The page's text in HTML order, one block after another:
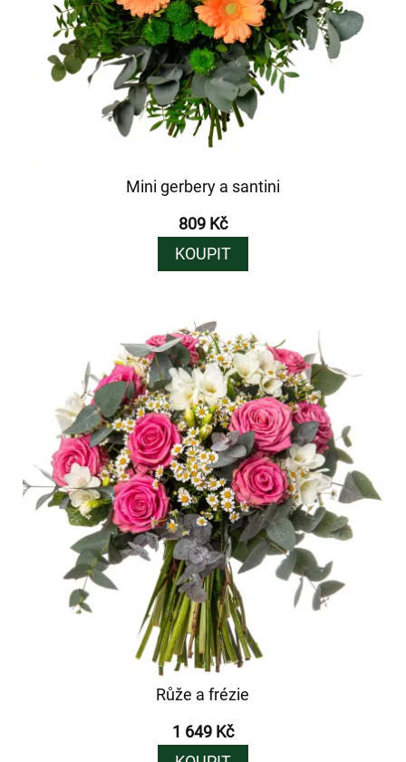
Mini gerbery a santini
809 Kč
KOUPIT
Růže a frézie
1 649 Kč